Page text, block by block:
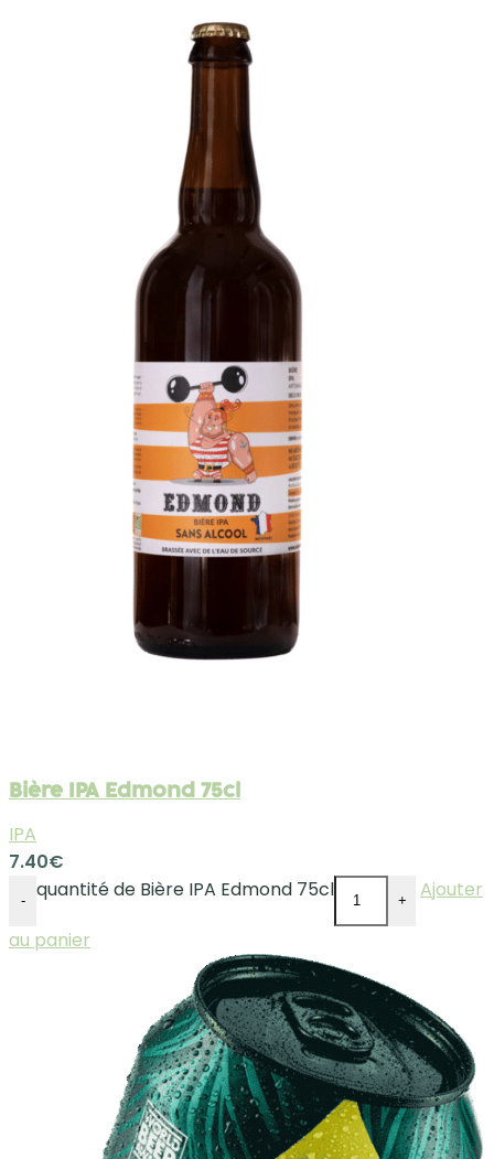
Bière IPA Edmond 75cl
IPA
7.40€
- quantité de Bière IPA Edmond 75cl +
Ajouter
au panier